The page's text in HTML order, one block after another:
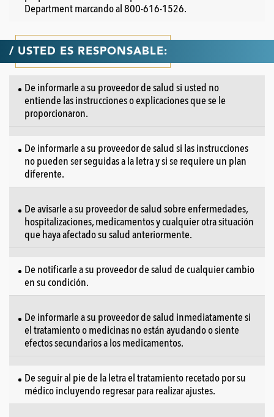
Department marcando al800-616-1526.
/ USTED ES RESPONSABLE:
De informarle a su proveedor de salud si usted no
entiende las instrucciones o explicaciones que se le
proporcionaron.
De informarle a su proveedor de salud si las instrucciones
no pueden ser seguidas a la letra y si se requiere un plan
diferente.
De avisarle a su proveedor de salud sobre enfermedades,
hospitalizaciones, medicamentos y cualquier otra situación
que haya afectado su salud anteriormente.
De notificarle a su proveedor de salud de cualquier cambio
en su condición.
De informarle a su proveedor de salud inmediatamente si
el tratamiento o medicinas no están ayudando o siente
efectos secundarios a los medicamentos.
De seguir al pie de la letra el tratamiento recetado por su
médico incluyendo regresar para realizar ajustes.